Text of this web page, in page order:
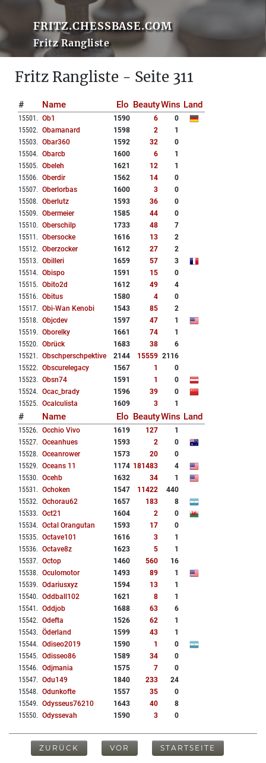
FRITZ.CHESSBASE.COM
Fritz Rangliste
Fritz Rangliste - Seite 311
# Name Elo BeautyWins Land
15501 . Ob1 1590 6
0
15502. Obamanard 1598 2
1
15503. Obar360 1592 32
0
15504. Obarcb 1600 6
1
15505. Obeleh 1621 12
1
15506. Oberdir 1562 14
0
15507. Oberlorbas 1600 3
0
15508. Oberlutz 1593 36
0
15509. Obermeier 1585 44
0
15510. Oberschilp 1733 48
7
15511 . Obersocke 1616 13
2
15512. Oberzocker 1612 27
2
15513. Obilleri 1659 57
3
15514. Obispo 1591 15
0
15515. Obito2d 1612 49
4
15516. Obitus 1580 4
0
15517. Obi-Wan Kenobi 1543 85
2
15518. Objcdev 1597 47
1
15519. Oborelky 1661 74
1
15520. Obrück 1683 38
6
15521 . Obschperschpektive 2144 15559 2116
15522. Obscurelegacy 1567 1
0
15523. Obsn74 1591 1
0
15524. Ocac_brady 1596 39
0
15525. Ocalculista 1609 3 1
# Name Elo BeautyWins Land
15526. Occhio Vivo 1619 127
1
15527. Oceanhues 1593 2
0
15528. Oceanrower 1573 20
0
15529. Oceans 11 1174 181483
4
15530. Ocehb 1632 34
1
15531 . Ochoken 1547 11422
440
15532. Ochorau62 1657 183
8
15533. Oct21 1604 2
0
15534. Octal Orangutan 1593 17
0
15535. Octave101 1616 3
1
15536. Octave8z 1623 5
1
15537. Octop 1460 560
16
15538. Oculomotor 1493 89
1
15539. Odariusxyz 1594 13
1
15540. Oddball102 1621 8
1
15541 . Oddjob 1688 63
6
15542. Odefta 1526 62
1
15543. Öderland 1599 43
1
15544. Odiseo2019 1590 1
0
15545. Odisseo86 1589 34
0
15546. Odjmania 1575 7
0
15547. Odu149 1840 233
24
15548. Odunkofte 1557 35
0
15549. Odysseus76210 1643 40
8
15550. Odyssevah 1590 3 0
ZURÜCK VOR STARTSEITE